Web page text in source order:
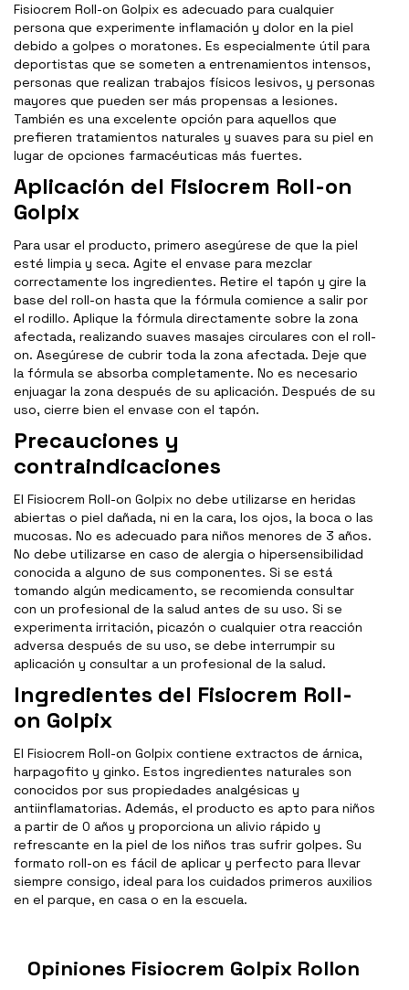
Fisiocrem Roll-on Golpix es adecuado para cualquier
persona que experimente inflamación y dolor en la piel
debido a golpes o moratones. Es especialmente útil para
deportistas que se someten a entrenamientos intensos,
personas que realizan trabajos físicos lesivos, y personas
mayores que pueden ser más propensas a lesiones.
También es una excelente opción para aquellos que
prefieren tratamientos naturales y suaves para su piel en
lugar de opciones farmacéuticas más fuertes.
Aplicación del Fisiocrem Roll-on
Golpix
Para usar el producto, primero asegúrese de que la piel
esté limpia y seca. Agite el envase para mezclar
correctamente los ingredientes. Retire el tapón y gire la
base del roll-on hasta que la fórmula comience a salir por
el rodillo. Aplique la fórmula directamente sobre la zona
afectada, realizando suaves masajes circulares con el roll-
on. Asegúrese de cubrir toda la zona afectada. Deje que
la fórmula se absorba completamente. No es necesario
enjuagar la zona después de su aplicación. Después de su
uso, cierre bien el envase con el tapón.
Precauciones y
contraindicaciones
El Fisiocrem Roll-on Golpix no debe utilizarse en heridas
abiertas o piel dañada, ni en la cara, los ojos, la boca o las
mucosas. No es adecuado para niños menores de 3 años.
No debe utilizarse en caso de alergia o hipersensibilidad
conocida a alguno de sus componentes. Si se está
tomando algún medicamento, se recomienda consultar
con un profesional de la salud antes de su uso. Si se
experimenta irritación, picazón o cualquier otra reacción
adversa después de su uso, se debe interrumpir su
aplicación y consultar a un profesional de la salud.
Ingredientes del Fisiocrem Roll-
on Golpix
El Fisiocrem Roll-on Golpix contiene extractos de árnica,
harpagofito y ginko. Estos ingredientes naturales son
conocidos por sus propiedades analgésicas y
antiinflamatorias. Además, el producto es apto para niños
a partir de 0 años y proporciona un alivio rápido y
refrescante en la piel de los niños tras sufrir golpes. Su
formato roll-on es fácil de aplicar y perfecto para llevar
siempre consigo, ideal para los cuidados primeros auxilios
en el parque, en casa o en la escuela.
Opiniones Fisiocrem Golpix Rollon